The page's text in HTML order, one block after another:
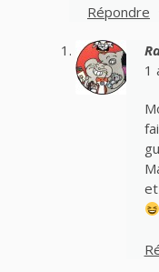
Répondre
1